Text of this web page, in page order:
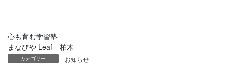
心も育む学習塾
まなびや Leaf 柏木
カテゴリー お知らせ